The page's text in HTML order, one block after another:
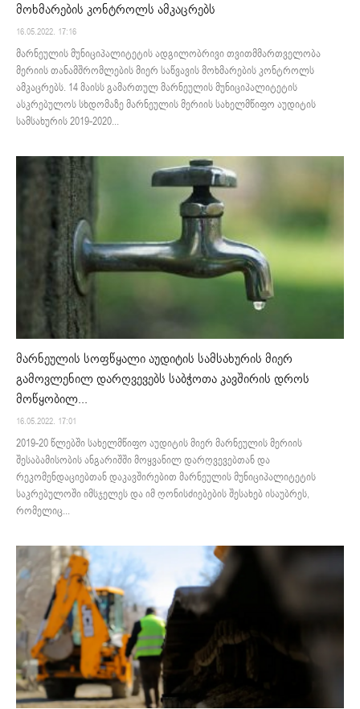
მოხმარების კონტროლს ამკაცრებს
16.05.2022. 17:16
მარნეულის მუნიციპალიტეტის ადგილობრივი თვითმმართველობა
მერიის თანამშრომლების მიერ საწვავის მოხმარების კონტროლს
ამკაცრებს. 14 მაისს გამართულ მარნეულის მუნიციპალიტეტის
ასკრებულოს სხდომაზე მარნეულის მერიის სახელმწიფო აუდიტის
სამსახურის 2019-2020...
მარნეულის სოფწყალი აუდიტის სამსახურის მიერ
გამოვლენილ დარღვევებს საბჭოთა კავშირის დროს
მოწყობილ...
16.05.2022. 17:01
2019-20 წლებში სახელმწიფო აუდიტის მიერ მარნეულის მერიის
შესაბამისობის ანგარიშში მოყვანილ დარღვევებთან და
რეკომენდაციებთან დაკავშირებით მარნეულის მუნიციპალიტეტის
საკრებულოში იმსჯელეს და იმ ღონისძიებების შესახებ ისაუბრეს,
რომელიც...